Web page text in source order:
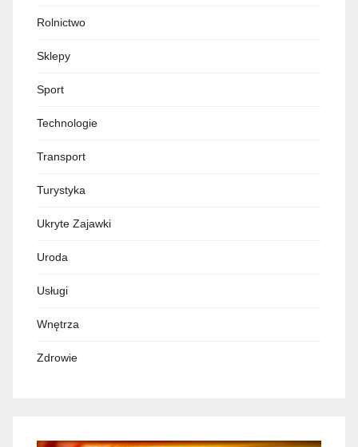
Rolnictwo
Sklepy
Sport
Technologie
Transport
Turystyka
Ukryte Zajawki
Uroda
Usługi
Wnętrza
Zdrowie